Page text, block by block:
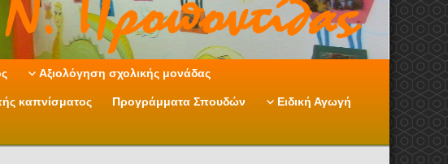
Αξιολόγηση σχολικής μονάδας
καπνίσματος Προγράμματα Σπουδών Ειδική Αγωγή